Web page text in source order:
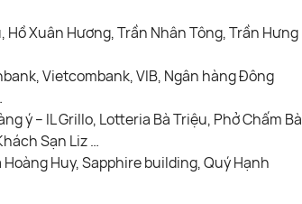
Xuân Hương, Trần Nhân Tông, Trần Hưng
Vietcombank, VIB, Ngân hàng Đông
ý – IL Grillo, Lotteria Bà Triệu, Phở Chấm Bà
Sạn Liz …
Huy, Sapphire building, Quý Hạnh